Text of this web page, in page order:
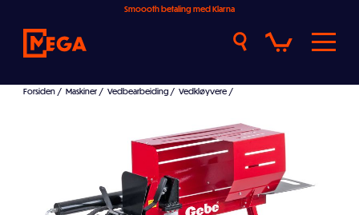
Smoooth betaling med Klarna
Forsiden / Maskiner / Vedbearbeiding / Vedkløyvere /